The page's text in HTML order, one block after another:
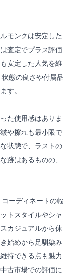
モンクは安定した
査定でプラス評価
安定した人気を維
態の良さや付属品
す。
た使用感はありま
や擦れも最小限で
状態で、ラストの
跡はあるものの、
ーディネートの幅
トスタイルやシャ
カジュアルから休
始めから足馴染み
持できる点も魅力
古市場での評価に